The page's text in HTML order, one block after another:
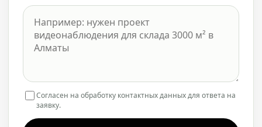
Согласен на обработку контактных данных для ответа на
заявку.